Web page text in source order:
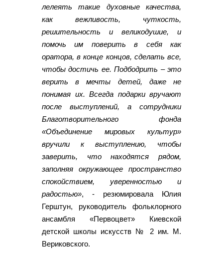
лелеять такие духовные качества,
как вежливость, чуткость,
решительность и великодушие, и
помочь им поверить в себя как
оратора, в конце концов, сделать все,
чтобы достичь ее. Подбодрить – это
верить в мечты детей, даже не
понимая их. Всегда подарки вручают
после выступлений, а сотрудники
Благотворительного фонда
«Объединение мировых культур»
вручили к выступлению, чтобы
заверить, что находятся рядом,
заполняя окружающее пространство
спокойствием, уверенностью и
радостью», - резюмировала Юлия
Герштун, руководитель фольклорного
ансамбля «Первоцвет» Киевской
детской школы искусств № 2 им. М.
Вериковского.